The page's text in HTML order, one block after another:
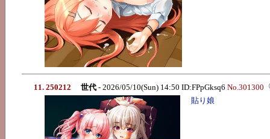
11. 250212 世代 - 2026/05/10(Sun) 14:50 ID:FPpGksq6 No.301300
貼り娘